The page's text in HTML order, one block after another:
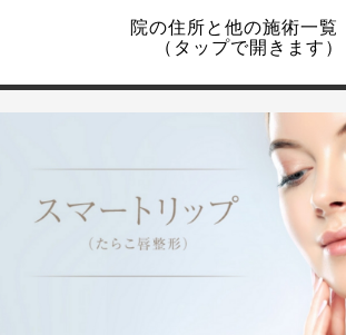
院の住所と他の施術一覧
（タップで開きます）